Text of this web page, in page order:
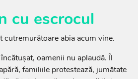
cu escrocul
cutremurătoare abia acum vine.
oamenii nu aplaudă. Îl
familiile protestează, jumătate